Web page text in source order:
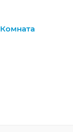
Комната